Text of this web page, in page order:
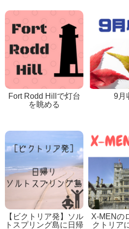
Fort Rodd Hillで灯台
を眺める
9月
【ビクトリア発】ソル
トスプリング島に日帰
X-MENの
クトリア